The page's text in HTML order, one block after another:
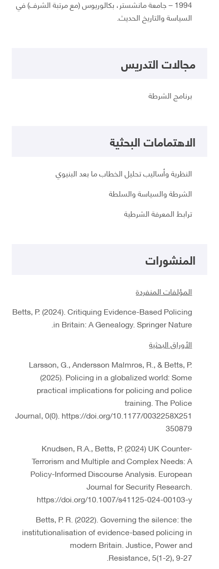
1994 – جامعة مانشستر، بكالوريوس (مع مرتبة الشرف) في
السياسة والتاريخ الحديث.
مجالات التدريس
برنامج الشرطة
الاهتمامات البحثية
النظرية وأساليب تحليل الخطاب ما بعد البنيوي
الشرطة والسياسة والسلطة
ترابط المعرفة الشرطية
المنشورات
المؤلفات المنفردة
Betts, P. (2024). Critiquing Evidence-Based Policing
in Britain: A Genealogy. Springer Nature.
الأوراق البحثية
Larsson, G., Andersson Malmros, R., & Betts, P.
(2025). Policing in a globalized world: Some
practical implications for policing and police
training. The Police
Journal, 0(0). https://doi.org/10.1177/0032258X251
350879
Knudsen, R.A., Betts, P. (2024) UK Counter-
Terrorism and Multiple and Complex Needs: A
Policy-Informed Discourse Analysis. European
Journal for Security Research.
https://doi.org/10.1007/s41125-024-00103-y
Betts, P. R. (2022). Governing the silence: the
institutionalisation of evidence-based policing in
modern Britain. Justice, Power and
Resistance, 5(1-2), 9-27.